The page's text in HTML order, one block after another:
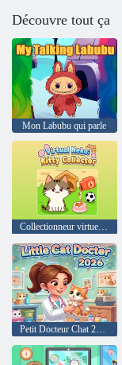
Découvre tout ça
Mon Labubu qui parle
Collectionneur virtuel Neko Kitty
Petit Docteur Chat 2026